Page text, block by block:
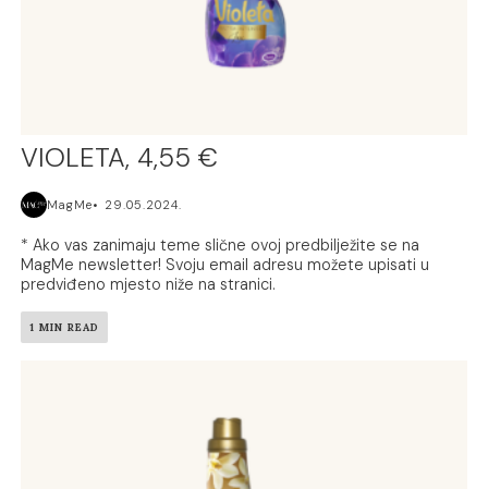
VIOLETA, 4,55 €
MagMe 29.05.2024.
* Ako vas zanimaju teme slične ovoj predbilježite se na
MagMe newsletter! Svoju email adresu možete upisati u
predviđeno mjesto niže na stranici.
1 MIN READ